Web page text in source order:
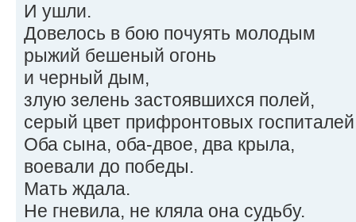
И ушли.
Довелось в бою почуять молодым
рыжий бешеный огонь
и черный дым,
злую зелень застоявшихся полей,
серый цвет прифронтовых
Оба сына, оба-двое, два крыла,
воевали до победы.
Мать ждала.
Не гневила, не кляла она судьбу.